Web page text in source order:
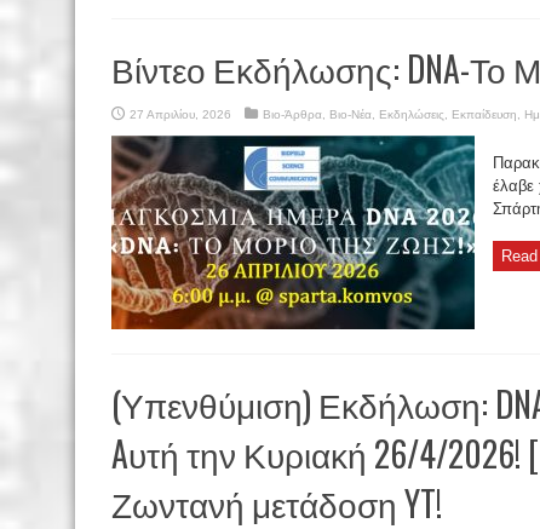
Βίντεο Εκδήλωσης: DNA-Το
27 Απριλίου, 2026 Βιο-Άρθρα Βιο-Νέα Εκδηλώσεις Εκπαίδευση
έλαβε
(Υπενθύμιση) Εκδήλωση:
Aυτή την Κυριακή 26/4/2026!
Ζωντανή μετάδοση YT!